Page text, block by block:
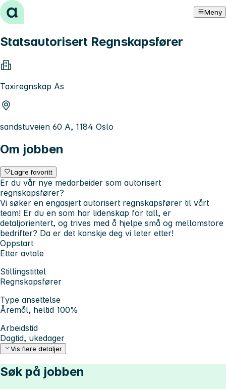
Hopp til innhold Meny
Statsautorisert Regnskapsfører
Taxiregnskap As
sandstuveien 60 A, 1184 Oslo
Om jobben
Lagre favoritt
Er du vår nye medarbeider som autorisert
regnskapsfører?
Vi søker en engasjert autorisert regnskapsfører til vårt
team! Er du en som har lidenskap for tall, er
detaljorientert, og trives med å hjelpe små og mellomstore
bedrifter? Da er det kanskje deg vi leter etter!
Oppstart
Etter avtale
Stillingstittel
Regnskapsfører
Type ansettelse
Åremål, heltid 100%
Arbeidstid
Dagtid, ukedager
Vis flere detaljer
Søk på jobben